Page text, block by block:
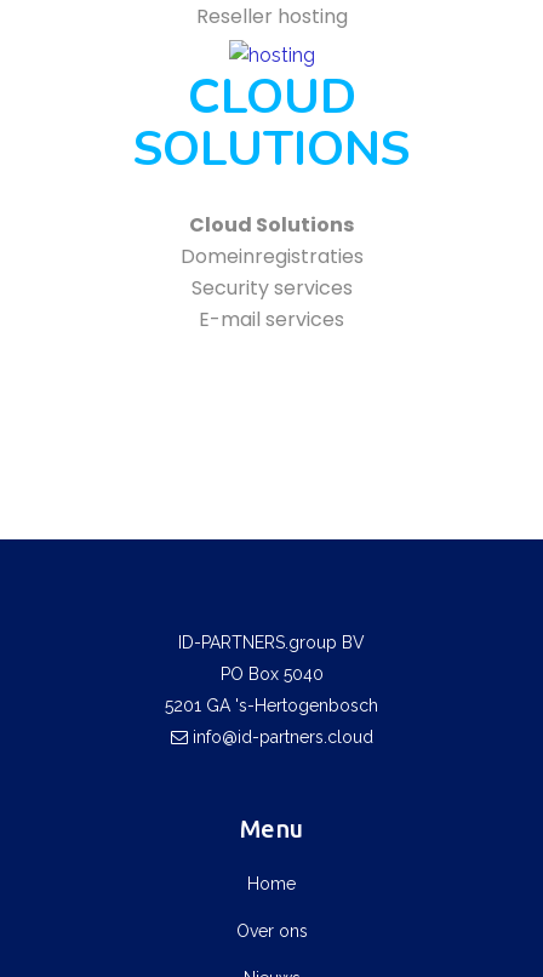
Reseller hosting
CLOUD
SOLUTIONS
Cloud Solutions
Domeinregistraties
Security services
E-mail services
ID-PARTNERS.group BV
PO Box 5040
5201 GA 's-Hertogenbosch
info@id-partners.cloud
Menu
Home
Over ons